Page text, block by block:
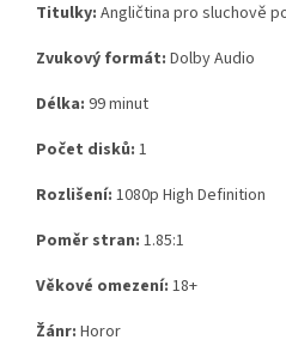
Titulky: Angličtina pro sluchově
Zvukový formát: Dolby Audio
Délka: 99 minut
Počet disků: 1
Rozlišení: 1080p High Definition
Poměr stran: 1.85:1
Věkové omezení: 18+
Žánr: Horor